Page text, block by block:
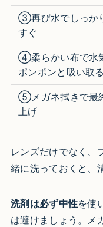
③再び水でしっか
すぐ
④柔らかい布で水
ポンポンと吸い取る
⑤メガネ拭きで最
上げ
レンズだけでなく、
緒に洗っておくと、
洗剤は必ず中性を使
は避けましょう。